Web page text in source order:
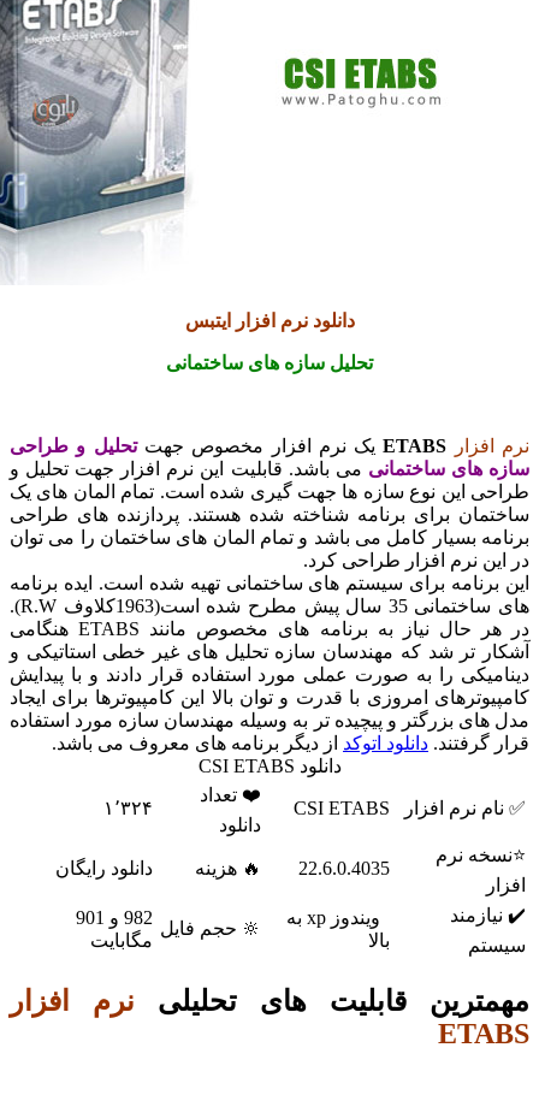
دانلود نرم افزار ایتبس
تحلیل سازه های ساختمانی
ETABSیک نرم افزار مخصوص جهتتحلیل و طراحی
های ساختمانیمی باشد. قابلیت این نرم افزار جهت تحلیل و
این نوع سازه ها جهت گیری شده است. تمام المان های یک
برای برنامه شناخته شده هستند. پردازنده های طراحی
بسیار کامل می باشد و تمام المان های ساختمان را می توان
نرم افزار طراحی کرد.
برای سیستم های ساختمانی تهیه شده است. ایده برنامه
های ساختمانی 35 سال پیش مطرح شده است(1963کلاوف R.W).
در هر حال نیاز به برنامه های مخصوص مانند ETABS هنگامی
تر شد که مهندسان سازه تحلیل های غیر خطی استاتیکی و
را به صورت عملی مورد استفاده قرار دادند و با پیدایش
امروزی با قدرت و توان بالا این کامپیوترها برای ایجاد
بزرگتر و پیچیده تر به وسیله مهندسان سازه مورد استفاده
گرفتند. دانلود اتوکد از دیگر برنامه های معروف می باشد.
دانلود CSI ETABS
نرم افزار CSI ETABS
❤️ تعداد
۱٬۳۲۴
نرم
22.6.0.4035 🔥 هزینه دانلود رایگان
ویندوز xp به
🔆 حجم فایل
982 و 901
مگابایت
قابلیت های تحلیلینرم افزار